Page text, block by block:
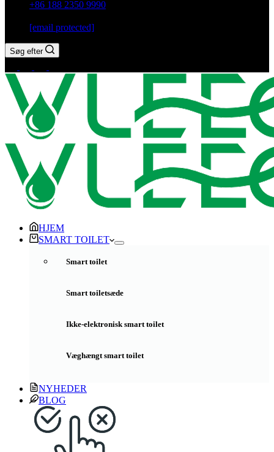
+86 188 2350 9990
[email protected]
Søg efter
HJEM
SMART TOILET
Smart toilet
Smart toiletsæde
Ikke-elektronisk smart toilet
Væghængt smart toilet
NYHEDER
BLOG